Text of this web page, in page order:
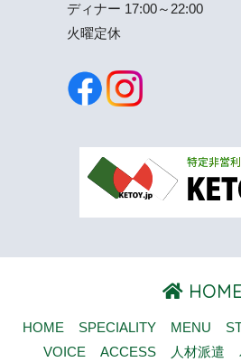
ディナー 17:00～22:00
火曜定休
HOME
HOME SPECIALITY MENU
VOICE
ACCESS 人材派遣